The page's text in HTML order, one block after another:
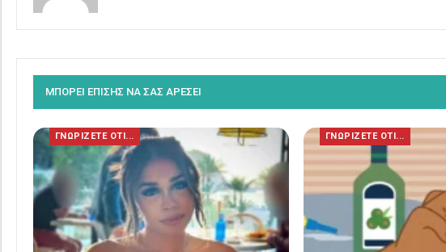
ΜΠΟΡΕΙ ΕΠΙΣΗΣ ΝΑ ΣΑΣ ΑΡΕΣΕΙ
ΓΝΩΡΙΖΕΤΕ ΟΤΙ... ΓΝΩΡΙΖΕΤΕ ΟΤΙ...